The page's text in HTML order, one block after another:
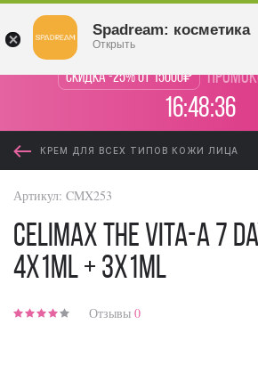
Скидка -25% от 15000₽
16:48:36
КРЕМ ДЛЯ ВСЕХ ТИПОВ КОЖИ ЛИЦА
Артикул: CMX253
Celimax The Vita-A 7
4x1ml + 3x1ml
Отзывы 0
Spadream: косметика
Открыть